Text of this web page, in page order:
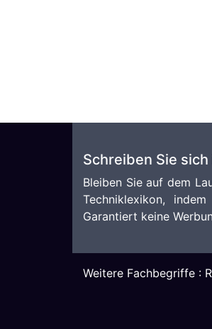
Schreiben Sie
Bleiben Sie auf dem
Techniklexikon,
Garantiert keine
Weitere Fachbegriffe :